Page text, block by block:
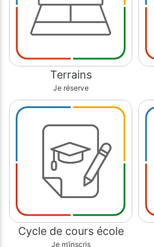
Terrains
Je réserve
Cycle de cours école
Je m’inscris